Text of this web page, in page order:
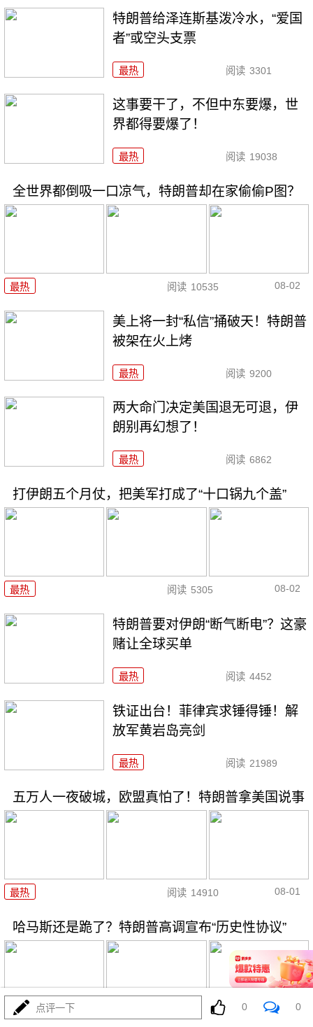
特朗普给泽连斯基泼冷水，“爱国
者”或空头支票
最热 阅读 3301
这事要干了，不但中东要爆，世
界都得要爆了！
最热 阅读 19038
全世界都倒吸一口凉气，特朗普却在家偷偷P图？
最热 阅读 10535 08-02
美上将一封“私信”捅破天！特朗普
被架在火上烤
最热 阅读 9200
两大命门决定美国退无可退，伊
朗别再幻想了！
最热 阅读 6862
打伊朗五个月仗，把美军打成了“十口锅九个盖”
最热 阅读 5305 08-02
特朗普要对伊朗“断气断电”？这豪
赌让全球买单
最热 阅读 4452
铁证出台！菲律宾求锤得锤！解
放军黄岩岛亮剑
最热 阅读 21989
五万人一夜破城，欧盟真怕了！特朗普拿美国说事
最热 阅读 14910 08-01
哈马斯还是跪了？特朗普高调宣布“历史性协议”
最热 阅读 10390
点评一下 0 0